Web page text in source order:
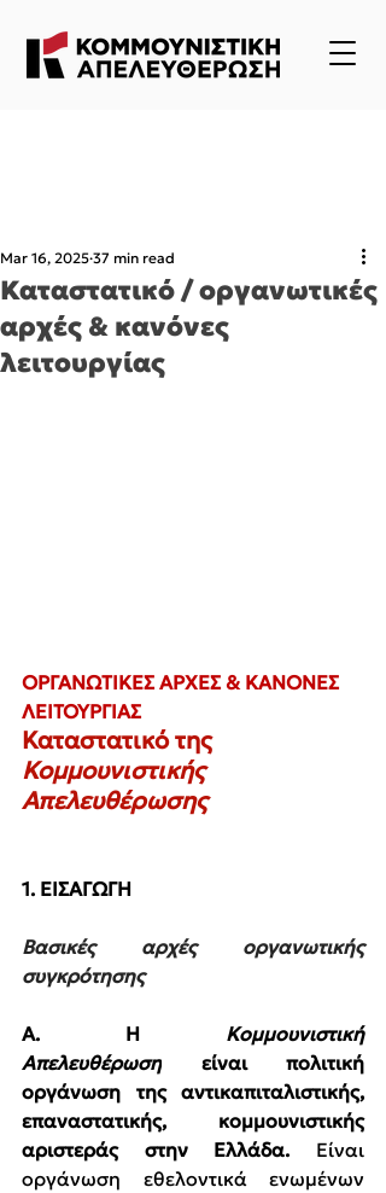
Καταστατικό / οργανωτικές
αρχές & κανόνες
λειτουργίας
Mar 16, 2025 37 min read
ΟΡΓΑΝΩΤΙΚΕΣ ΑΡΧΕΣ & ΚΑΝΟΝΕΣ
ΛΕΙΤΟΥΡΓΙΑΣ
Καταστατικό της
Κομμουνιστικής
Απελευθέρωσης
1. ΕΙΣΑΓΩΓΗ
Βασικές αρχές οργανωτικής
συγκρότησης
Α. Η Κομμουνιστική
Απελευθέρωση είναι πολιτική
οργάνωση της αντικαπιταλιστικής,
επαναστατικής, κομμουνιστικής
αριστεράς στην Ελλάδα. Είναι
οργάνωση
εθελοντικά ενωμένων